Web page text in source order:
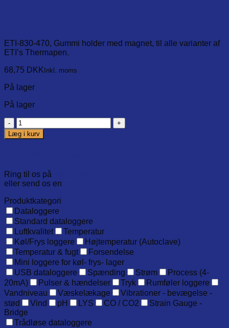
ETI-830-470, Gummi holder med magnet, til alle varianter af
ETI’s Thermapen.
68,75 DKK Inkl. moms
På lager
På lager
Thermapen
Magnetic
Band
Læg i kurv
Ring til os på
eller send os en
Produktkategori
Dataloggere
Standard dataloggere
Luftkvalitet
Temperatur
Køl/Frys loggere
Højtemperatur (Autoclave)
Temperatur & fugt
Forsendelse
Mini loggere for køl- frys- lager
USB dataloggere
Spænding Strøm
Process (4-
20mA)
Pulser & hændelser Tryk
Rumføler loggere
Vandniveau
Væskelækage
Vibrationer - bevægelse -
stød
Vind pH LYS CO / CO2
Strain Gauge -
Bridge
Trådløse dataloggere